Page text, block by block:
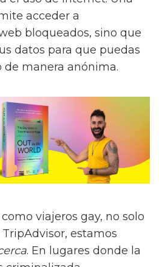
acceder a
bloqueados, sino que
datos para que puedas
de manera anónima.
viajeros gay, no solo
estamos
. En lugares donde la